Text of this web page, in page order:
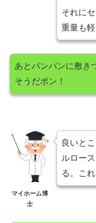
それに
重量も軽
あとパンパンに敷き
そうだポン！
マイホーム博
士
良いと
ルロー
る。こ